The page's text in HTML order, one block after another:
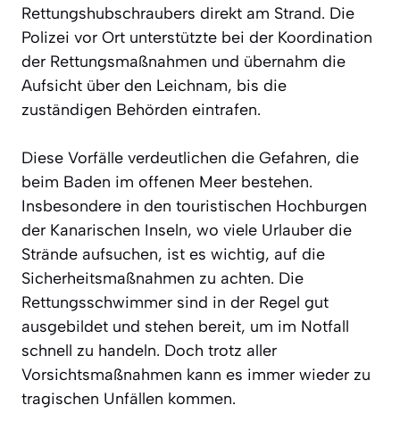
Rettungshubschraubers direkt am Strand. Die
Polizei vor Ort unterstützte bei der Koordination
der Rettungsmaßnahmen und übernahm die
Aufsicht über den Leichnam, bis die
zuständigen Behörden eintrafen.
Diese Vorfälle verdeutlichen die Gefahren, die
beim Baden im offenen Meer bestehen.
Insbesondere in den touristischen Hochburgen
der Kanarischen Inseln, wo viele Urlauber die
Strände aufsuchen, ist es wichtig, auf die
Sicherheitsmaßnahmen zu achten. Die
Rettungsschwimmer sind in der Regel gut
ausgebildet und stehen bereit, um im Notfall
schnell zu handeln. Doch trotz aller
Vorsichtsmaßnahmen kann es immer wieder zu
tragischen Unfällen kommen.